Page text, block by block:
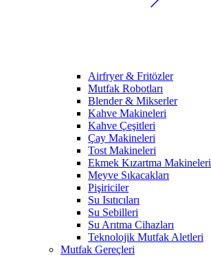
Airfryer & Fritözler
Mutfak Robotları
Blender & Mikserler
Kahve Makineleri
Kahve Çeşitleri
Çay Makineleri
Tost Makineleri
Ekmek Kızartma Makineleri
Meyve Sıkacakları
Pişiriciler
Su Isıtıcıları
Su Sebilleri
Su Arıtma Cihazları
Teknolojik Mutfak Aletleri
Mutfak Gereçleri